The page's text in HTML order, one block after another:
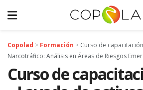
Copolad > Formación > Curso de
Narcotráfico: Análisis en Áreas de Riesgos
Curso de